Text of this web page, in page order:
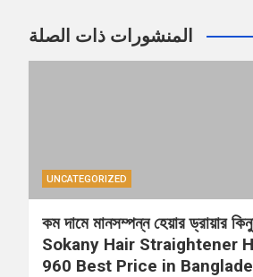
المنشورات ذات الصلة
UNCATEGORIZED
কম দামে মানসম্পন্ন হেয়ার ড্রায়ার
Sokany Hair Straightener
960 Best Price in